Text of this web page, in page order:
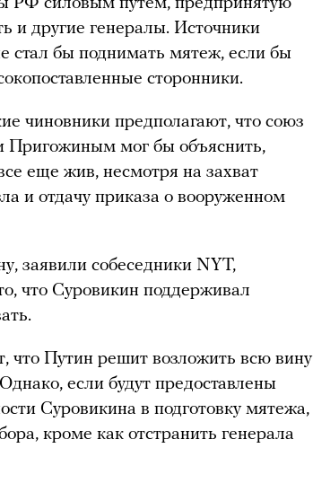
РФ силовым путем, предпринятую
и другие генералы. Источники
стал бы поднимать мятеж, если бы
сторонники.
чиновники предполагают, что союз
мог бы объяснить,
еще жив, несмотря на захват
и отдачу приказа о вооруженном
заявили собеседники NYT,
что Суровикин поддерживал
что Путин решит возложить всю вину
если будут предоставлены
Суровикина в подготовку мятежа,
кроме как отстранить генерала